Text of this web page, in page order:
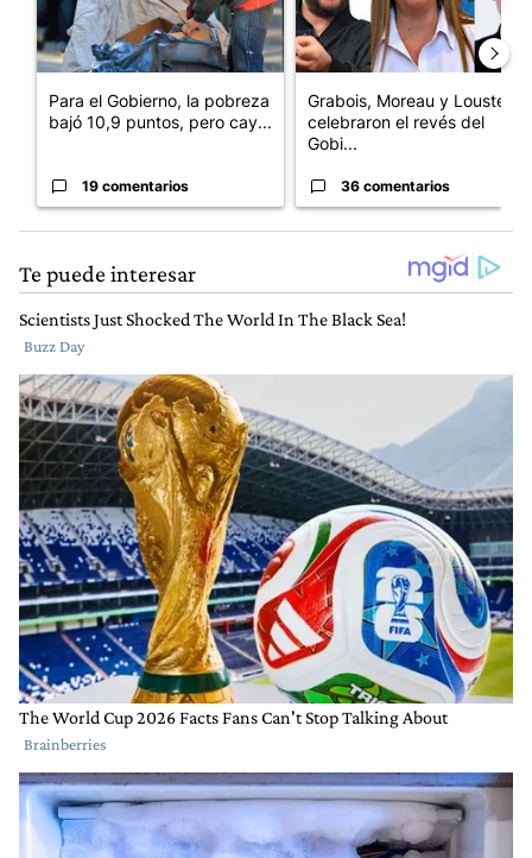
Para el Gobierno, la pobreza
bajó 10,9 puntos, pero cay...
19 comentarios
Grabois, Moreau y Lousteau
celebraron el revés del
Gobi...
36 comentarios